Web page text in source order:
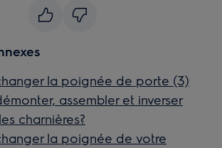
la poignée de porte (3)
assembler et inverser
charnières?
la poignée de votre